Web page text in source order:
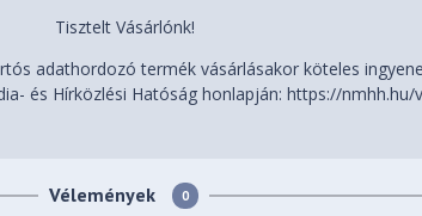
Tisztelt Vásárlónk!
adathordozó termék vásárlásakor köteles
és Hírközlési Hatóság honlapján: https://nmhh.hu/
Vélemények 0